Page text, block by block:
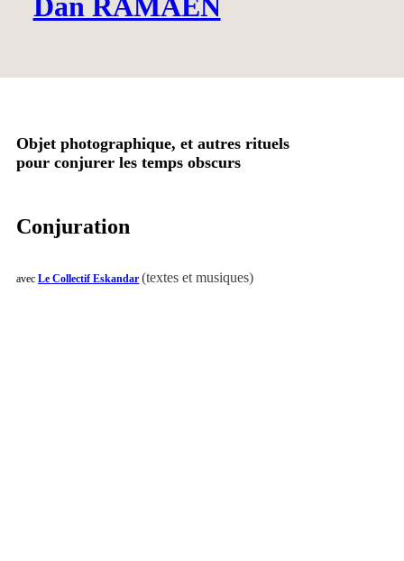
Dan RAMAËN
Objet photographique, et autres rituels
pour conjurer les temps obscurs
Conjuration
avecLe Collectif Eskandar (textes et musiques)